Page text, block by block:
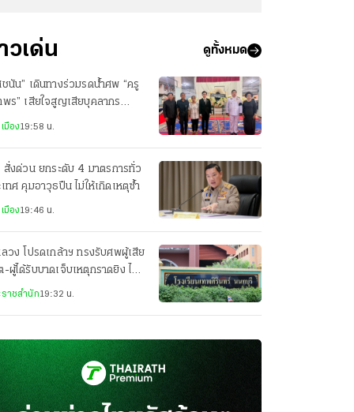
วเด่น ดูทั้งหมด
ชนัน” เดินทางร่วมรดน้ำศพ “ครู
พร” เสียใจสูญเสียบุคลากร
ารศึกษา
มือง19:58 น.
สั่งด่วน ยกระดับ 4 มาตรการทั่ว
เทศ คุมอาวุธปืน ไม่ให้เกิดเหตุซ้ำ
มือง19:46 น.
ลวง โปรดเกล้าฯ ทรงรับศพผู้เสีย
-ผู้ได้รับบาดเจ็บเหตุกราดยิง ไว้
ะบรมราชานุเคราะห์
าชสำนัก19:32 น.